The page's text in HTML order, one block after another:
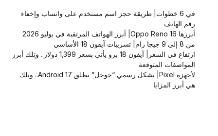
في 6 خطوات| طريقة حجز اسم مستخدم على واتساب وإخفاء
رقم الهاتف
أبرزها Oppo Reno 16| أبرز الهواتف المرتقبة في يوليو 2026
من 8 إلى 9 جيجا رام| تسريبات آيفون 18 الأساسي
ارتفاع في السعر| آيفون 18 برو يأتي بسعر 1,399 دولار.. وتِلك أبرز
المواصفات المتوقعة
لأجهزة Pixel| بشكل رسمي “جوجل” تطلق Android 17.. وتلك
هي أبرز المزايا